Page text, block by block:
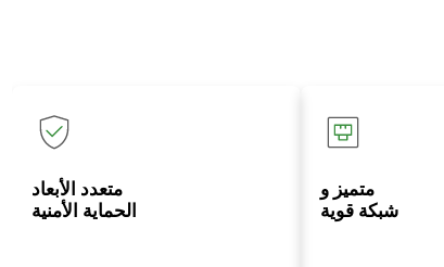
متميز و
شبكة قوية
متعدد الأبعاد
الحماية الأمنية